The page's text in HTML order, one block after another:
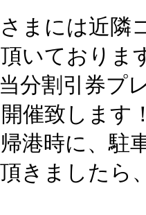
まには近隣
いておりま
分割引券プ
催致しま
港時に、駐
きましたら